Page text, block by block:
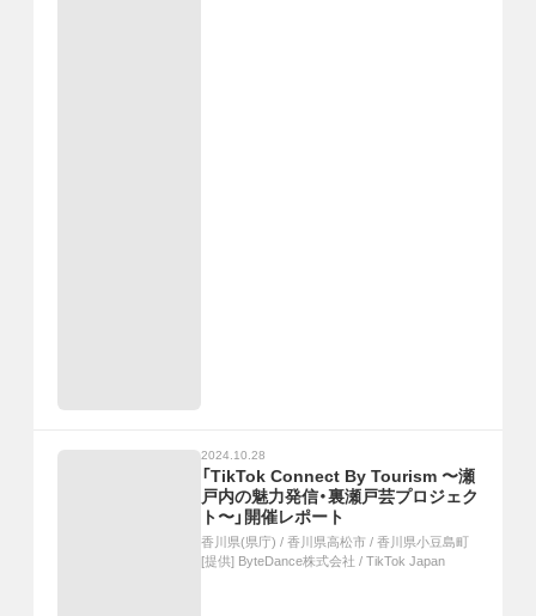
2024.10.28
「TikTok Connect By Tourism 〜瀬
戸内の魅力発信・裏瀬戸芸プロジェク
ト〜」開催レポート
香川県(県庁) / 香川県高松市 / 香川県小豆島町
[提供] ByteDance株式会社 / TikTok Japan